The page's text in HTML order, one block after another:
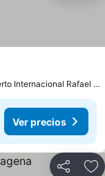
a 0.7 km de: Aeropuerto Internacional Rafael Núñez
Ver precios
Compartir